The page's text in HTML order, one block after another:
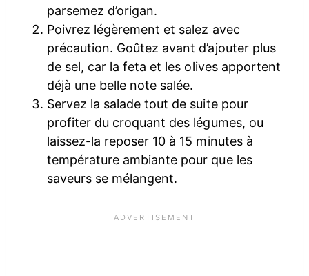
parsemez d’origan.
Poivrez légèrement et salez avec
précaution. Goûtez avant d’ajouter plus
de sel, car la feta et les olives apportent
déjà une belle note salée.
Servez la salade tout de suite pour
profiter du croquant des légumes, ou
laissez-la reposer 10 à 15 minutes à
température ambiante pour que les
saveurs se mélangent.